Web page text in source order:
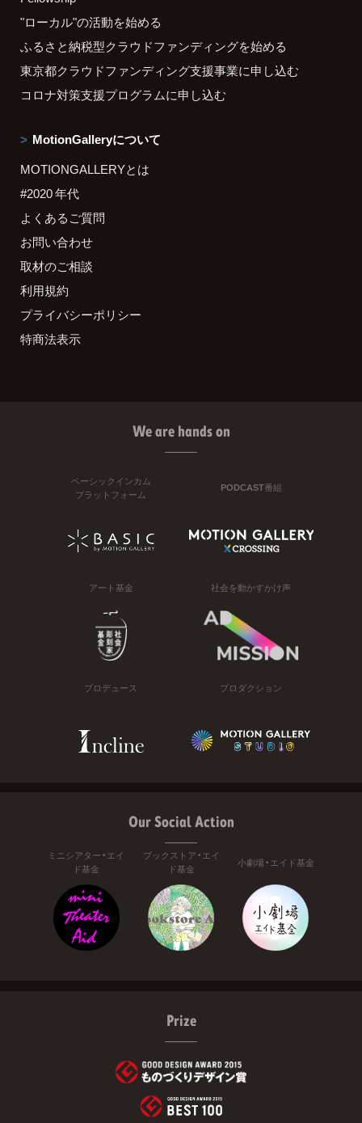
"ローカル"の活動を始める
ふるさと納税型クラウドファンディングを始める
東京都クラウドファンディング支援事業に申し込む
コロナ対策支援プログラムに申し込む
MotionGalleryについて
MOTIONGALLERYとは
#2020 年代
よくあるご質問
お問い合わせ
取材のご相談
利用規約
プライバシーポリシー
特商法表示
We are hands on
ベーシックインカム
プラットフォーム
PODCAST番組
アート基金 社会を動かすかけ声
プロデュース プロダクション
Our Social Action
ミニシアター・エイ
ド基金
ブックストア・エイ
ド基金
小劇場・エイド基金
Prize